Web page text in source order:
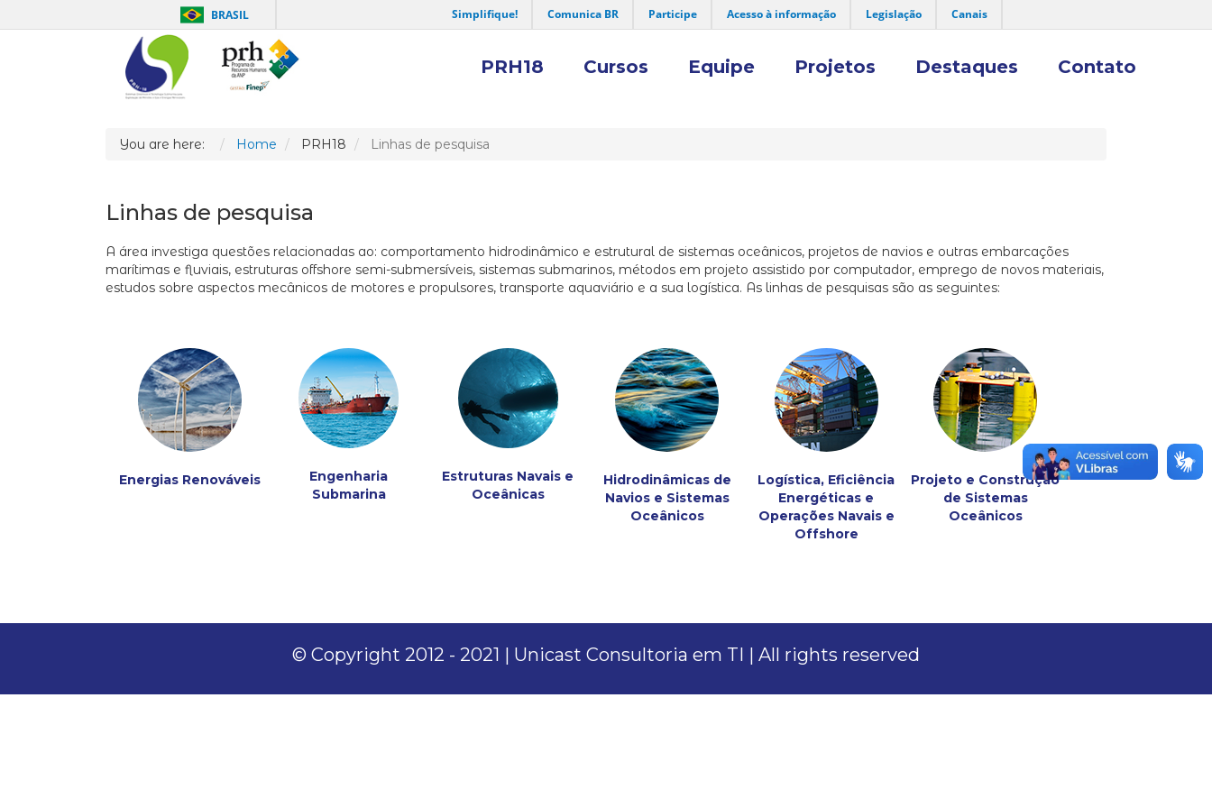
BRASIL Simplifique! Comunica BR Participe Acesso à informação Legislação Canais
PRH18 Cursos Equipe Projetos Destaques Contato
You are here: Home PRH18 Linhas de pesquisa
Linhas de pesquisa
A área investiga questões relacionadas ao: comportamento hidrodinâmico e estrutural de sistemas oceânicos, projetos de navios e outras embarcações
marítimas e fluviais, estruturas offshore semi-submersíveis, sistemas submarinos, métodos em projeto assistido por computador, emprego de novos materiais,
estudos sobre aspectos mecânicos de motores e propulsores, transporte aquaviário e a sua logística. As linhas de pesquisas são as seguintes:
Energias Renováveis
Engenharia
Submarina
Estruturas Navais e
Oceânicas
Hidrodinâmicas de
Navios e Sistemas
Oceânicos
Logística, Eficiência
Energéticas e
Operações Navais e
Offshore
Projeto e Construção
de Sistemas
Oceânicos
© Copyright 2012 - 2021 | Unicast Consultoria em TI | All rights reserved